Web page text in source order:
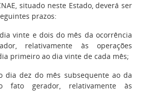
situado neste Estado, deverá ser
prazos:
vinte e dois do mês da ocorrência
relativamente às operações
primeiro ao dia vinte de cada mês;
dez do mês subsequente ao da
fato gerador, relativamente às